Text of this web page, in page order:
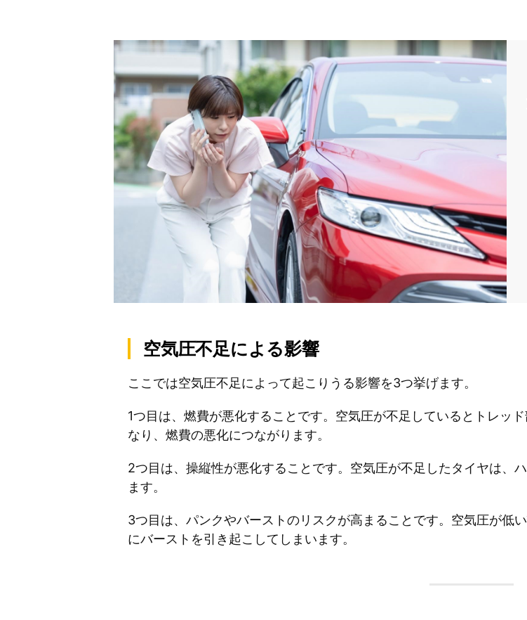
空気圧不足による影響
ここでは空気圧不足によって起こりうる影響を3つ挙げます。
1つ目は、燃費が悪化することです。空気圧が不足しているとトレッ
なり、燃費の悪化につながります。
2つ目は、操縦性が悪化することです。空気圧が不足したタイヤは、
ます。
3つ目は、パンクやバーストのリスクが高まることです。空気圧が低
にバーストを引き起こしてしまいます。